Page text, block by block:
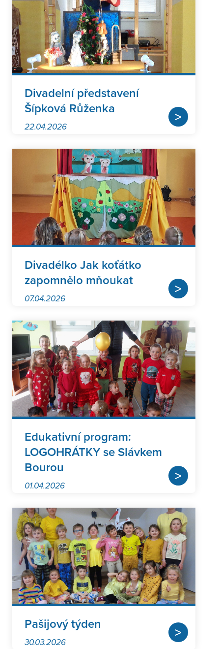
Divadelní představení
Šípková Růženka
22.04.2026
>
Divadélko Jak koťátko
zapomnělo mňoukat
07.04.2026
>
Edukativní program:
LOGOHRÁTKY se Slávkem
Bourou
01.04.2026
>
Pašijový týden
30.03.2026
>